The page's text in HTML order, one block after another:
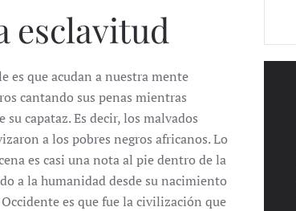
esclavitud
es que acudan a nuestra mente
cantando sus penas mientras
capataz. Es decir, los malvados
a los pobres negros africanos. Lo
es casi una nota al pie dentro de la
a la humanidad desde su nacimiento
es que fue la civilización que